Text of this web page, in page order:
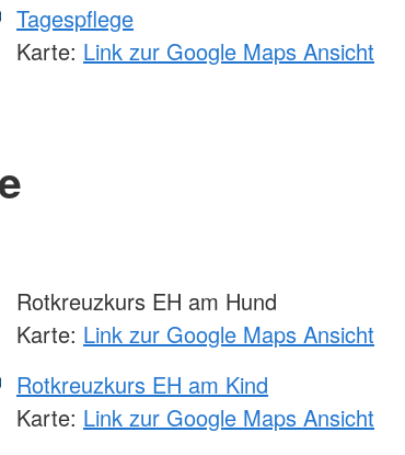
Tagespflege
Karte: Link zur Google Maps Ansicht
Rotkreuzkurs EH am Hund
Karte: Link zur Google Maps Ansicht
Rotkreuzkurs EH am Kind
Karte: Link zur Google Maps Ansicht